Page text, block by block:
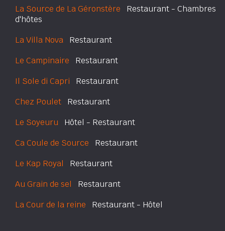
La Source de La Géronstère Restaurant - Chambres
d'hôtes
La Villa Nova Restaurant
Le Campinaire Restaurant
Il Sole di Capri Restaurant
Chez Poulet Restaurant
Le Soyeuru Hôtel - Restaurant
Ca Coule de Source Restaurant
Le Kap Royal Restaurant
Au Grain de sel Restaurant
La Cour de la reine Restaurant - Hôtel